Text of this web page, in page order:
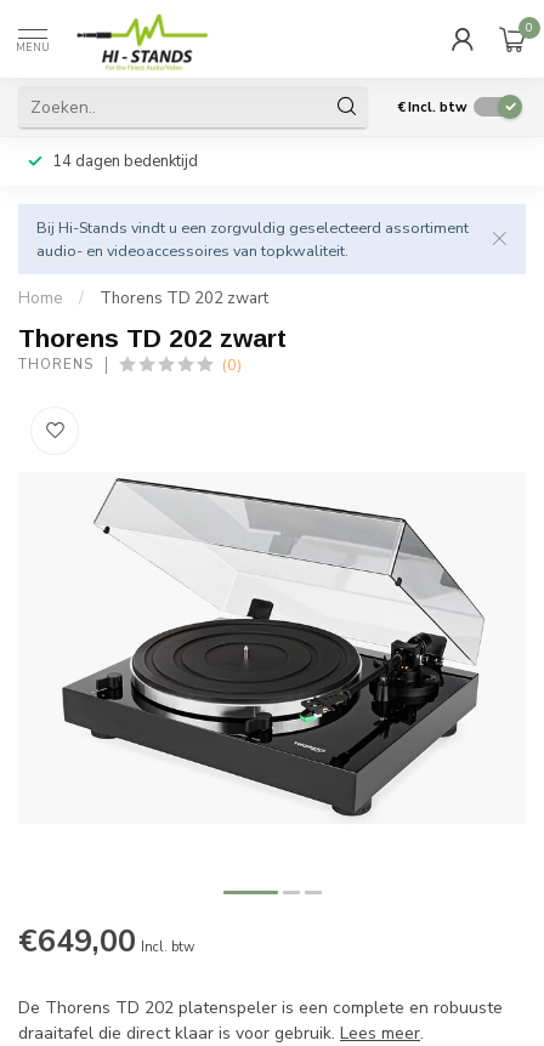
MENU
0
€Incl. btw
14 dagen bedenktijd
Bij Hi-Stands vindt u een zorgvuldig geselecteerd assortiment
audio- en videoaccessoires van topkwaliteit.
Home / Thorens TD 202 zwart
Thorens TD 202 zwart
THORENS (0)
€649,00 Incl. btw
De Thorens TD 202 platenspeler is een complete en robuuste
draaitafel die direct klaar is voor gebruik. Lees meer.